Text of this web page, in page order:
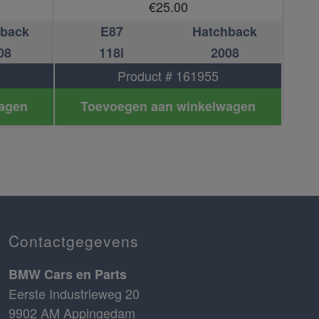
€25.00
E87
Hatchback
118i
2008
Product # 161955
Toevoegen aan winkelwagen
Contactgegevens
BMW Cars en Parts
Eerste Industrieweg 20
9902 AM Appingedam